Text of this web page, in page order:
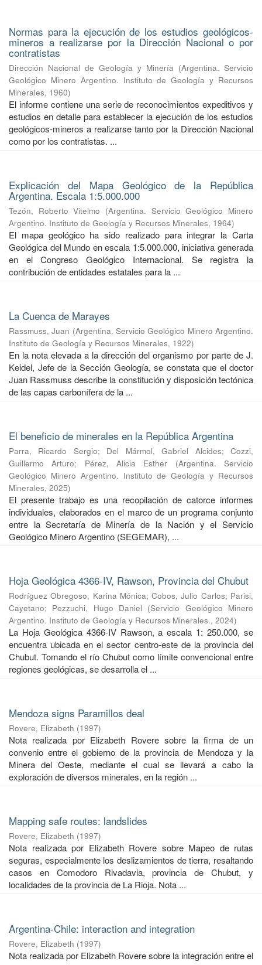
Normas para la ejecución de los estudios geológicos-
mineros a realizarse por la Dirección Nacional o por
contratistas
Dirección Nacional de Geología y Minería (Argentina. Servicio
Geológico Minero Argentino. Instituto de Geología y Recursos
Minerales, 1960)
El informe contiene una serie de reconocimientos expeditivos y
estudios en detalle para establecer la ejecución de los estudios
geológicos-mineros a realizarse tanto por la Dirección Nacional
como por los contratistas. ...
Explicación del Mapa Geológico de la República
Argentina. Escala 1:5.000.000
Tezón, Roberto Vitelmo (Argentina. Servicio Geológico Minero
Argentino. Instituto de Geología y Recursos Minerales, 1964)
El mapa geológico ha sido realizado para integrar la Carta
Geológica del Mundo en escala 1:5.000.000, iniciativa generada
en el Congreso Geológico Internacional. Se registra la
contribución de entidades estatales para la ...
La Cuenca de Marayes
Rassmuss, Juan (Argentina. Servicio Geológico Minero Argentino.
Instituto de Geología y Recursos Minerales, 1922)
En la nota elevada a la dirección del organismo por parte de J.
Keidel, Jefe de la Sección Geología, se constata que el doctor
Juan Rassmuss describe la constitución y disposición tectónica
de las capas carbonífera de la ...
El beneficio de minerales en la República Argentina
Parra, Ricardo Sergio; Del Mármol, Gabriel Alcides;Cozzi,
Guillermo Arturo; Pérez, Alicia Esther (Argentina. Servicio
Geológico Minero Argentino. Instituto de Geología y Recursos
Minerales, 2025)
El presente trabajo es una recopilación de catorce informes
individuales, elaborados en el marco de un programa conjunto
entre la Secretaría de Minería de la Nación y el Servicio
Geológico Minero Argentino (SEGEMAR), ...
Hoja Geológica 4366-IV, Rawson, Provincia del Chubut
Rodríguez Obregoso, Karina Mónica;Cobos, Julio Carlos; Parisi,
Cayetano; Pezzuchi, Hugo Daniel (Servicio Geológico Minero
Argentino. Instituto de Geología y Recursos Minerales., 2024)
La Hoja Geológica 4366-IV Rawson, a escala 1: 250.000, se
encuentra ubicada en el sector centro-este de la provincia del
Chubut. Tomando el río Chubut como límite convencional entre
regiones geológicas, se desarrolla el ...
Mendoza signs Paramillos deal
Rovere, Elizabeth (1997)
Nota realizada por Elizabeth Rovere sobre la firma de un
convenio entre el gobierno de la provincia de Mendoza y la
Minera del Oeste, mediante el cual se llevará a cabo la
exploración de diversos minerales, en la región ...
Mapping safe routes: landslides
Rovere, Elizabeth (1997)
Nota realizada por Elizabeth Rovere sobre Mapeo de rutas
seguras, especialmente los deslizamientos de tierra, resaltando
casos en Comodoro Rivadavia, provincia de Chubut, y
localidades de la provincia de La Rioja. Nota ...
Argentina-Chile: interaction and integration
Rovere, Elizabeth (1997)
Nota realizada por Elizabeth Rovere sobre la integración entre el